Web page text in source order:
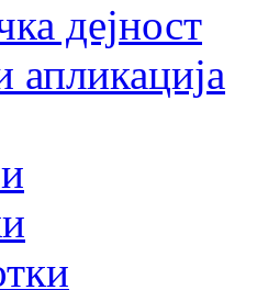
дејност
апликација